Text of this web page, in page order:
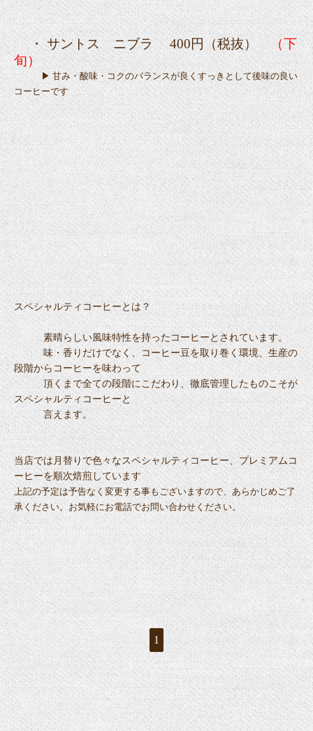
・ サントス ニブラ 400円（税抜）
（下
旬）
▶ 甘み・酸味・コクのバランスが良くすっきとして後味の良い
コーヒーです
スペシャルティコーヒーとは？
素晴らしい風味特性を持ったコーヒーとされています。
味・香りだけでなく、コーヒー豆を取り巻く環境、生産の
段階からコーヒーを味わって
頂くまで全ての段階にこだわり、徹底管理したものこそが
スペシャルティコーヒーと
言えます。
当店では月替りで色々なスペシャルティコーヒー、プレミアムコ
ーヒーを順次焙煎しています
上記の予定は予告なく変更する事もございますので、あらかじめご了
承ください。お気軽にお電話でお問い合わせください。
1